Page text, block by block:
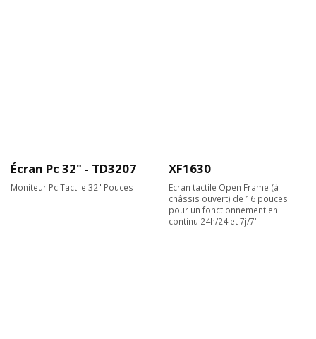
Écran Pc 32" - TD3207
Moniteur Pc Tactile 32" Pouces
XF1630
Ecran tactile Open Frame (à
châssis ouvert) de 16 pouces
pour un fonctionnement en
continu 24h/24 et 7j/7"